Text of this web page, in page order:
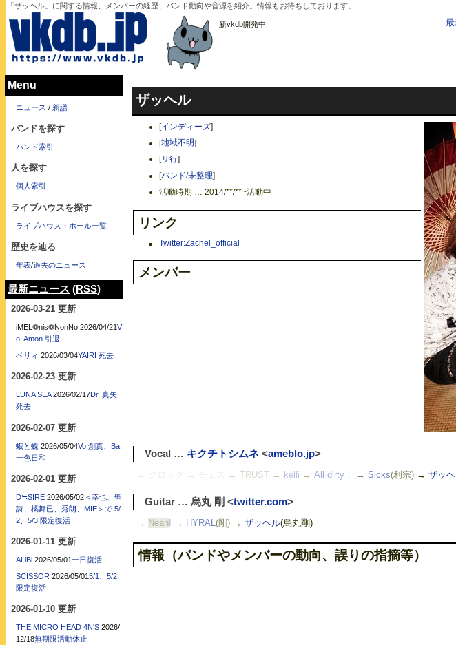
「ザッヘル」に関する情報、メンバーの経歴、バンド動向や音源を紹介。情報もお待ちしております。
新vkdb開発中
ザッヘル
[インディーズ]
[地域不明]
[サ行]
[バンド/未整理]
活動時期 … 2014/**/**~活動中
リンク
Twitter:Zachel_official
メンバー
Vocal … キクチトシムネ <ameblo.jp>
→ クロック → チェス → TRUST→ kelli → All dirty， → Sicks(利宗)→ ザッ
Guitar … 烏丸 剛 <twitter.com>
→ Neah! → HYRAL(剛)→ ザッヘル(烏丸剛)
情報（バンドやメンバーの動向、誤りの指摘等）
Menu
ニュース / 新譜
バンドを探す
バンド索引
人を探す
個人索引
ライブハウスを探す
ライブハウス・ホール一覧
歴史を辿る
年表/過去のニュース
最新ニュース (RSS)
2026-03-21 更新
iMEL❁nis❁NonNo 2026/04/21 V
o. Amon 引退
ベリィ 2026/03/04YAIRI 死去
2026-02-23 更新
LUNA SEA 2026/02/17Dr. 真矢
死去
2026-02-07 更新
蛾と蝶 2026/05/04Vo.創真、Ba.
一色日和
2026-02-01 更新
D≒SIRE 2026/05/02＜幸也、聖
詩、橘舞已、秀朗、MIE＞で 5/
2、5/3 限定復活
2026-01-11 更新
ALiBi 2026/05/01一日復活
SCISSOR 2026/05/015/1、5/2
限定復活
2026-01-10 更新
THE MICRO HEAD 4N'S 2026/
12/18無期限活動休止